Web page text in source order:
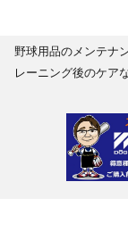
野球用品のメンテナ
レーニング後のケア